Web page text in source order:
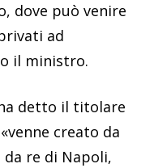
dove può venire
ad
il ministro.
detto il titolare
creato da
da re di Napoli,